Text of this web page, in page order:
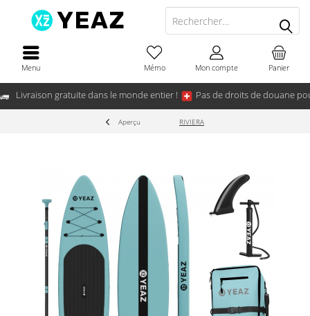
Livraison gratuite dans le monde entier ! Pas de droits de douane
Menu Panier
Mémo Mon compte
Aperçu RIVIERA